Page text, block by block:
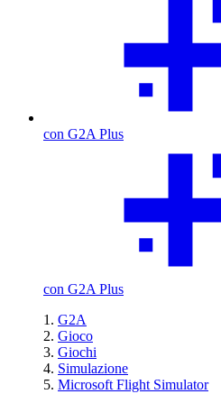
con G2A Plus
con G2A Plus
G2A
Gioco
Giochi
Simulazione
Microsoft Flight Simulator